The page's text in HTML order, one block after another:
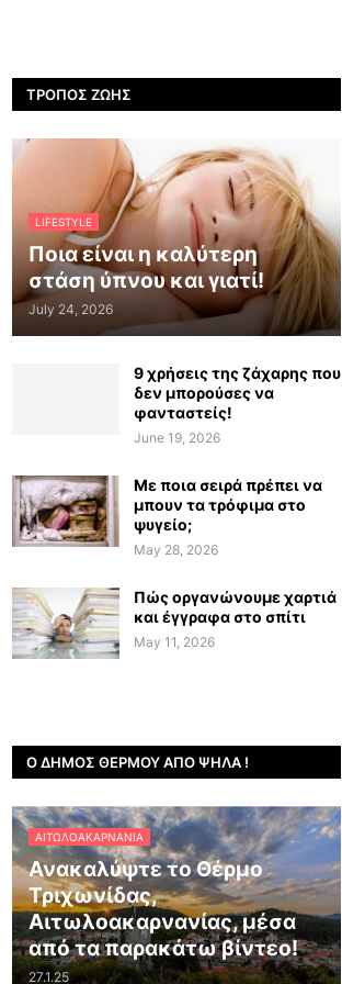
ΤΡΌΠΟΣ ΖΩΉΣ
LIFESTYLE
Ποια είναι η καλύτερη
στάση ύπνου και γιατί!
July 24, 2026
9 χρήσεις της ζάχαρης που
δεν μπορούσες να
φανταστείς!
June 19, 2026
Με ποια σειρά πρέπει να
μπουν τα τρόφιμα στο
ψυγείο;
May 28, 2026
Πώς οργανώνουμε χαρτιά
και έγγραφα στο σπίτι
May 11, 2026
Ο ΔΉΜΟΣ ΘΈΡΜΟΥ ΑΠΌ ΨΗΛΆ !
ΑΙΤΩΛΟΑΚΑΡΝΑΝΊΑ
Ανακαλύψτε το Θέρμο
Τριχωνίδας,
Αιτωλοακαρνανίας, μέσα
από τα παρακάτω βίντεο!
27.1.25